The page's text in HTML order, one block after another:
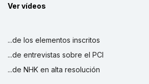
Ver vídeos
...de los elementos inscritos
...de entrevistas sobre el PCI
...de NHK en alta resolución